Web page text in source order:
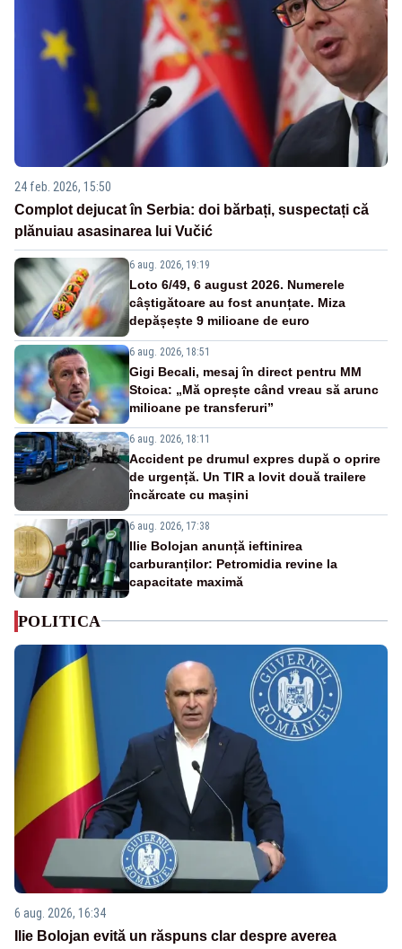
24 feb. 2026, 15:50
Complot dejucat în Serbia: doi bărbați, suspectați că
plănuiau asasinarea lui Vučić
6 aug. 2026, 19:19
Loto 6/49, 6 august 2026. Numerele
câștigătoare au fost anunțate. Miza
depășește 9 milioane de euro
6 aug. 2026, 18:51
Gigi Becali, mesaj în direct pentru MM
Stoica: „Mă oprește când vreau să arunc
milioane pe transferuri”
6 aug. 2026, 18:11
Accident pe drumul expres după o oprire
de urgență. Un TIR a lovit două trailere
încărcate cu mașini
6 aug. 2026, 17:38
Ilie Bolojan anunță ieftinirea
carburanților: Petromidia revine la
capacitate maximă
POLITICA
6 aug. 2026, 16:34
Ilie Bolojan evită un răspuns clar despre averea